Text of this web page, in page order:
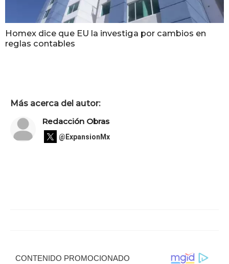
Homex dice que EU la investiga por cambios en
reglas contables
Más acerca del autor:
Redacción Obras
@ExpansionMx